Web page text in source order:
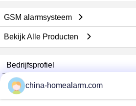
GSM alarmsysteem
Bekijk Alle Producten
Bedrijfsprofiel
Alarms Series Technology Co., Limited
Verified Leveranciers
china-homealarm.com